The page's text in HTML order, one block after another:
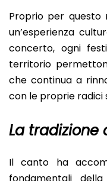
Proprio per questo
un’esperienza
concerto, ogni
territorio
che continua a
con le proprie radici
La tradizione
Il canto ha